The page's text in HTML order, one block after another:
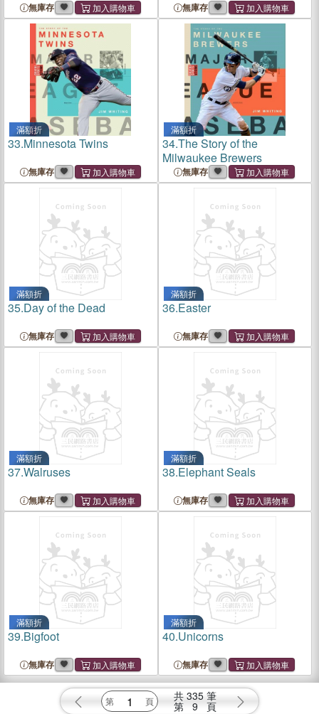
無庫存 無庫存
滿額折
33.Minnesota Twins
無庫存
滿額折
34.The Story of the
Milwaukee Brewers
無庫存
滿額折
35.Day of the Dead
無庫存
滿額折
36.Easter
無庫存
滿額折
37.Walruses
無庫存
滿額折
38.Elephant Seals
無庫存
滿額折
39.Bigfoot
無庫存
滿額折
40.Unicorns
無庫存
共 335 筆
第 9 頁